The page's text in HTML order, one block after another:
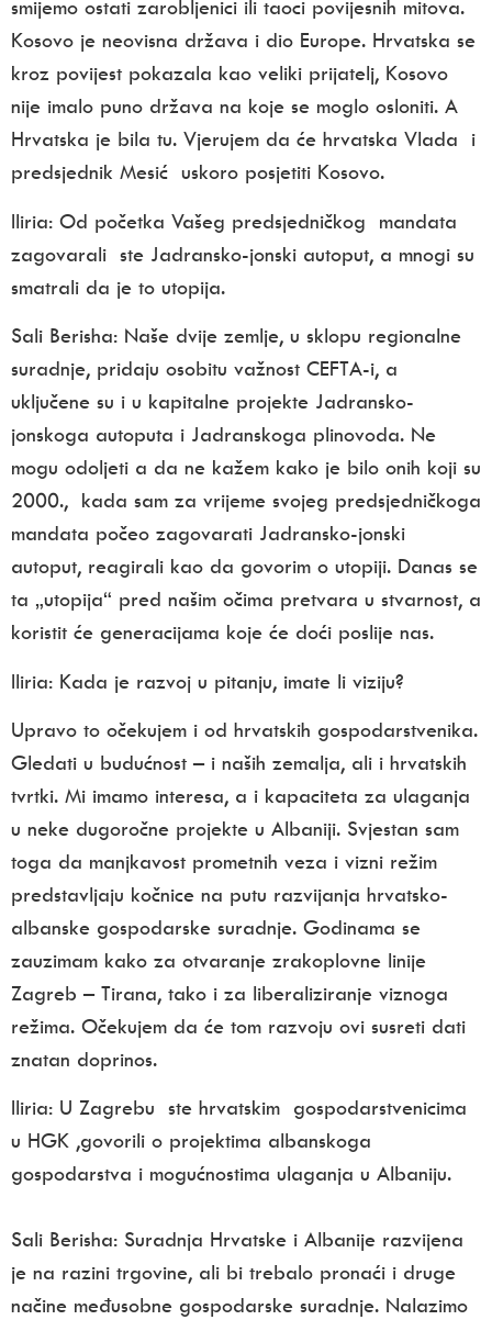
smijemo ostati zarobljenici ili taoci povijesnih mitova.
Kosovo je neovisna država i dio Europe. Hrvatska se
kroz povijest pokazala kao veliki prijatelj, Kosovo
nije imalo puno država na koje se moglo osloniti. A
Hrvatska je bila tu. Vjerujem da će hrvatska Vlada i
predsjednik Mesić uskoro posjetiti Kosovo.
Iliria: Od početka Vašeg predsjedničkog mandata
zagovarali ste Jadransko-jonski autoput, a mnogi su
smatrali da je to utopija.
Sali Berisha: Naše dvije zemlje, u sklopu regionalne
suradnje, pridaju osobitu važnost CEFTA-i, a
uključene su i u kapitalne projekte Jadransko-
jonskoga autoputa i Jadranskoga plinovoda. Ne
mogu odoljeti a da ne kažem kako je bilo onih koji su
2000., kada sam za vrijeme svojeg predsjedničkoga
mandata počeo zagovarati Jadransko-jonski
autoput, reagirali kao da govorim o utopiji. Danas se
ta „utopija“ pred našim očima pretvara u stvarnost, a
koristit će generacijama koje će doći poslije nas.
Iliria: Kada je razvoj u pitanju, imate li viziju?
Upravo to očekujem i od hrvatskih gospodarstvenika.
Gledati u budućnost – i naših zemalja, ali i hrvatskih
tvrtki. Mi imamo interesa, a i kapaciteta za ulaganja
u neke dugoročne projekte u Albaniji. Svjestan sam
toga da manjkavost prometnih veza i vizni režim
predstavljaju kočnice na putu razvijanja hrvatsko-
albanske gospodarske suradnje. Godinama se
zauzimam kako za otvaranje zrakoplovne linije
Zagreb – Tirana, tako i za liberaliziranje viznoga
režima. Očekujem da će tom razvoju ovi susreti dati
znatan doprinos.
Iliria: U Zagrebu ste hrvatskim gospodarstvenicima
u HGK ,govorili o projektima albanskoga
gospodarstva i mogućnostima ulaganja u Albaniju.
Sali Berisha: Suradnja Hrvatske i Albanije razvijena
je na razini trgovine, ali bi trebalo pronaći i druge
načine međusobne gospodarske suradnje. Nalazimo